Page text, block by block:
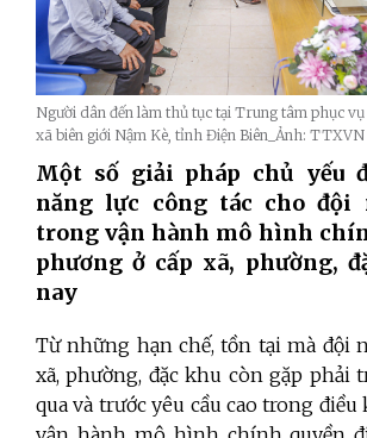
Người dân đến làm thủ tục tại Trung tâm phục
xã biên giới Nậm Kè, tỉnh Điện Biên_Ảnh: TTXVN
Một số giải pháp chủ yếu
năng lực công tác cho đội
trong vận hành mô hình
phương ở cấp xã, phường,
nay
Từ những hạn chế, tồn tại mà đội
xã, phường, đặc khu còn gặp phải
qua và trước yêu cầu cao trong